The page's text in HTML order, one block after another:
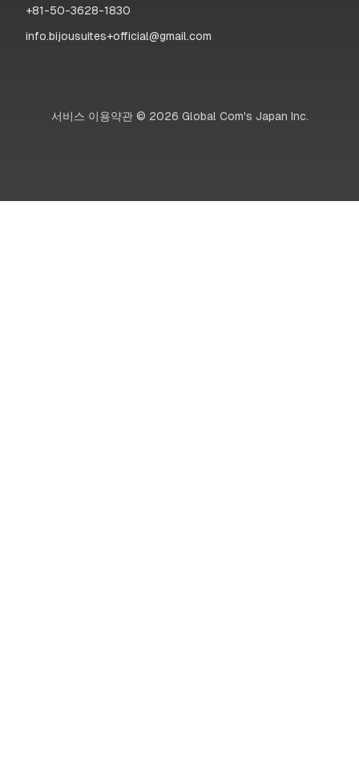
+81-50-3628-1830
info.bijousuites+official@gmail.com
서비스 이용약관© 2026 Global Com's Japan Inc.